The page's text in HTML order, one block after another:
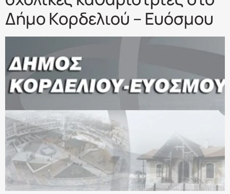
Δήμο Κορδελιού – Ευόσμου